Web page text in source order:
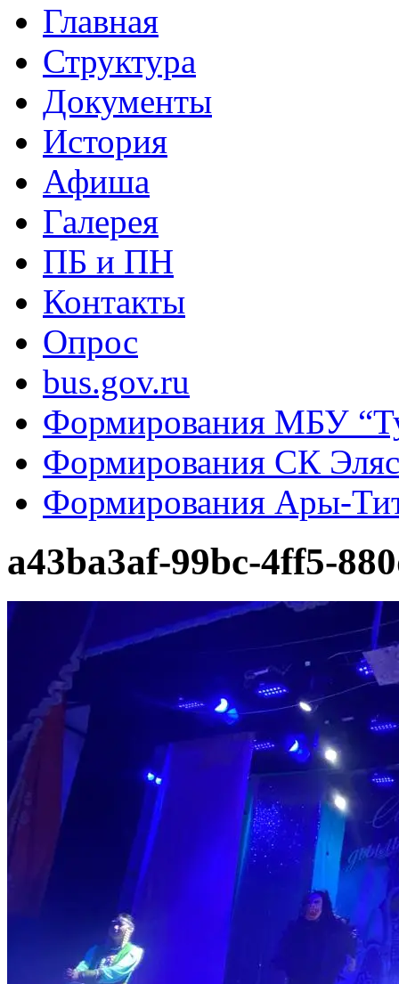
Главная
Структура
Документы
История
Афиша
Галерея
ПБ и ПН
Контакты
Опрос
bus.gov.ru
Формирования МБУ
Формирования СК
Формирования Ары-
a43ba3af-99bc-4ff5-